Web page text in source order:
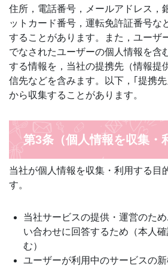
住所，電話番号，メールアドレス，
ットカード番号，運転免許証番号な
することがあります。また，ユーザ
でなされたユーザーの個人情報を含
する情報を，当社の提携先（情報提
信先などを含みます。以下，｢提携
から収集することがあります。
第3条（個人情報を収集・
当社が個人情報を収集・利用する目
す。
当社サービスの提供・運営のた
い合わせに回答するため（本人
む）
ユーザーが利用中のサービスの